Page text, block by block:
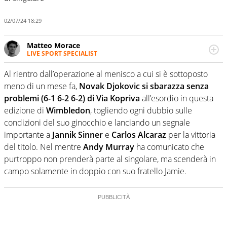
02/07/24 18:29
Matteo Morace
LIVE SPORT SPECIALIST
La multimedialità quale approccio personale e
professionale. Ama raccontare lo sport focalizzando ogni
attenzione sul tempo reale: la verità della dirette non
sono opinioni ma fatti
Al rientro dall’operazione al menisco a cui si è sottoposto
meno di un mese fa, Novak Djokovic si sbarazza senza
problemi (6-1 6-2 6-2) di Via Kopriva all’esordio in questa
edizione di Wimbledon, togliendo ogni dubbio sulle
condizioni del suo ginocchio e lanciando un segnale
importante a Jannik Sinner e Carlos Alcaraz per la vittoria
del titolo. Nel mentre Andy Murray ha comunicato che
purtroppo non prenderà parte al singolare, ma scenderà in
campo solamente in doppio con suo fratello Jamie.